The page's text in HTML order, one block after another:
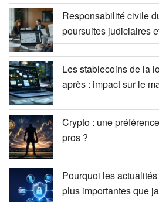
Responsabilité civile
poursuites judiciaires
Les stablecoins de la
après : impact sur le
Crypto : une
pros ?
Pourquoi les
plus importantes que